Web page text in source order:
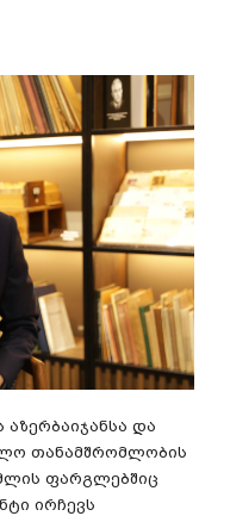
აზერბაიჯანსა და
თანამშრომლობის
ფარგლებშიც
ირჩევს